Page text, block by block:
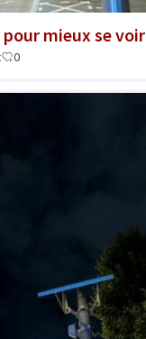
pour mieux se voir
0